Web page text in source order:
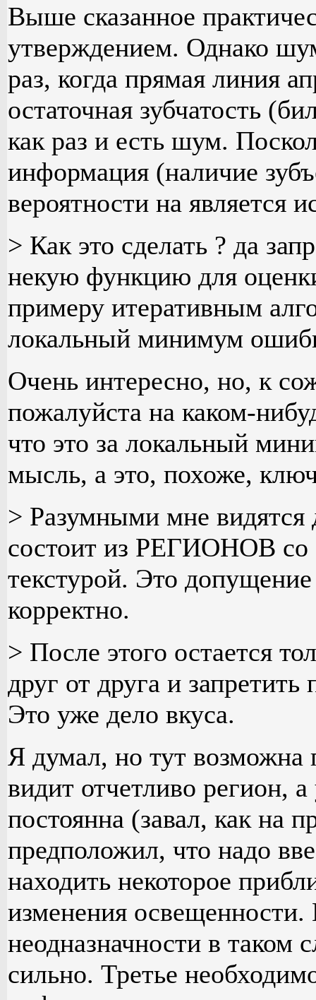
Выше сказанное
утверждением. Однако
раз, когда прямая линия
остаточная зубчатость
как раз и есть шум.
информация (наличие
вероятности на является
> Как это сделать ? да
некую функцию для
примеру итеративным
локальный минимум
Очень интересно, но, к
пожалуйста на каком-
что это за локальный
мысль, а это, похоже,
> Разумными мне видятся
состоит из РЕГИОНОВ со
текстурой. Это
корректно.
> После этого остается
друг от друга и
Это уже дело вкуса.
Я думал, но тут возможна
видит отчетливо регион,
постоянна (завал, как на
предположил, что надо
находить некоторое
изменения освещенности.
неодназначности в таком
сильно. Третье